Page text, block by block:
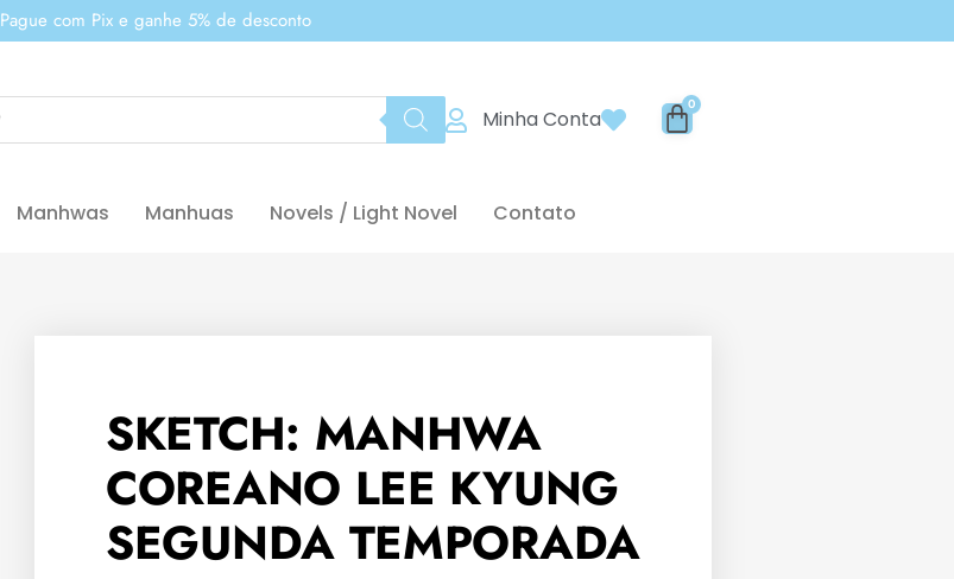
Pague com Pix e ganhe 5% de desconto
Minha Conta
Manhwas Manhuas Novels / Light Novel Contato
SKETCH: MANHWA
COREANO LEE KYUNG
SEGUNDA TEMPORADA